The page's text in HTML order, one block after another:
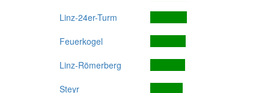
Linz-24er-Turm
Feuerkogel
Linz-Römerberg
Steyr